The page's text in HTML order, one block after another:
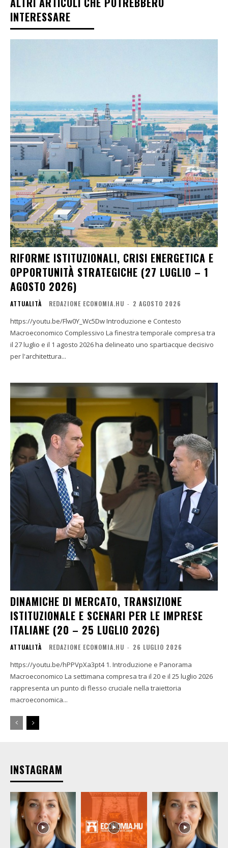
INTERESSARE
RIFORME ISTITUZIONALI, CRISI ENERGETICA E
OPPORTUNITÀ STRATEGICHE (27 LUGLIO – 1
AGOSTO 2026)
ATTUALITÀ REDAZIONE ECONOMIA.HU - 2 AGOSTO 2026
https://youtu.be/Flw0Y_Wc5Dw Introduzione e Contesto
Macroeconomico Complessivo La finestra temporale compresa tra
il 27 luglio e il 1 agosto 2026 ha delineato uno spartiacque decisivo
per l'architettura...
DINAMICHE DI MERCATO, TRANSIZIONE
ISTITUZIONALE E SCENARI PER LE IMPRESE
ITALIANE (20 – 25 LUGLIO 2026)
ATTUALITÀ REDAZIONE ECONOMIA.HU - 26 LUGLIO 2026
https://youtu.be/hPPVpXa3pt4 1. Introduzione e Panorama
Macroeconomico La settimana compresa tra il 20 e il 25 luglio 2026
rappresenta un punto di flesso cruciale nella traiettoria
macroeconomica...
INSTAGRAM